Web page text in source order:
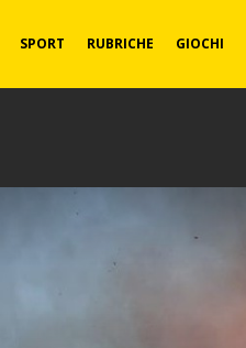
SPORT RUBRICHE GIOCHI